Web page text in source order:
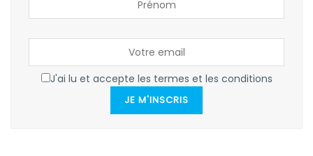
J'ai lu et accepte les termes et les conditions
JE M'INSCRIS